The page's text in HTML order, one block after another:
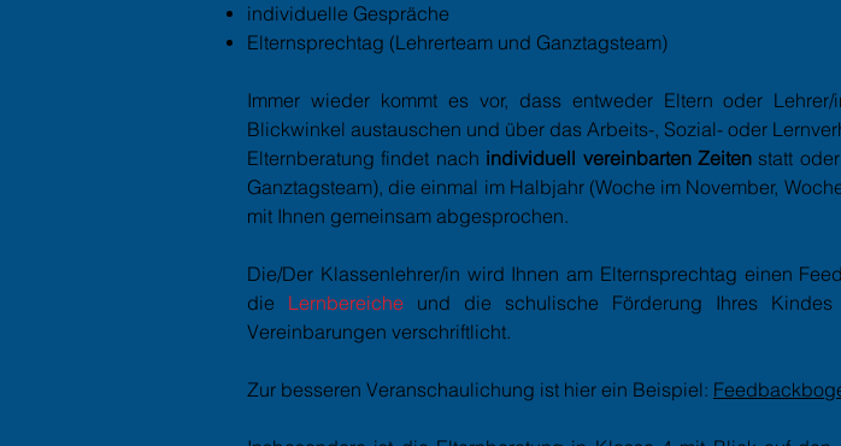
individuelle Gespräche
Elternsprechtag (Lehrerteam und Ganztagsteam)
Immer wieder kommt es vor, dass entweder Eltern oder
Blickwinkel austauschen und über das Arbeits-, Sozial- oder
Elternberatung findet nach individuell vereinbarten Zeitenstatt
Ganztagsteam), die einmal im Halbjahr (Woche im November,
mit Ihnen gemeinsam abgesprochen.
Die/Der Klassenlehrer/in wird Ihnen am Elternsprechtag einen
die Lernbereiche und die schulische Förderung Ihres
Vereinbarungen verschriftlicht.
Zur besseren Veranschaulichung ist hier ein Beispiel: